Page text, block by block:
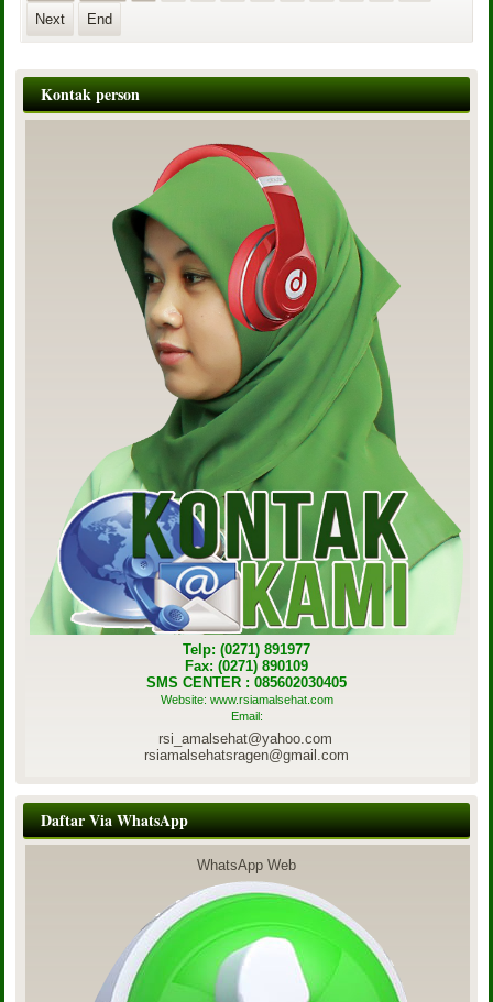
Next End
Kontak person
Telp: (0271) 891977
Fax: (0271) 890109
SMS CENTER : 085602030405
Website: www.rsiamalsehat.com
Email:
rsi_amalsehat@yahoo.com
rsiamalsehatsragen@gmail.com
Daftar Via WhatsApp
WhatsApp Web